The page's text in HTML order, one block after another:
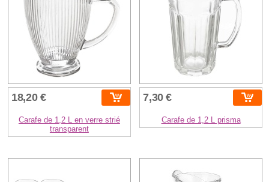
18,20 €
Carafe de 1,2 L en verre strié
transparent
7,30 €
Carafe de 1,2 L prisma